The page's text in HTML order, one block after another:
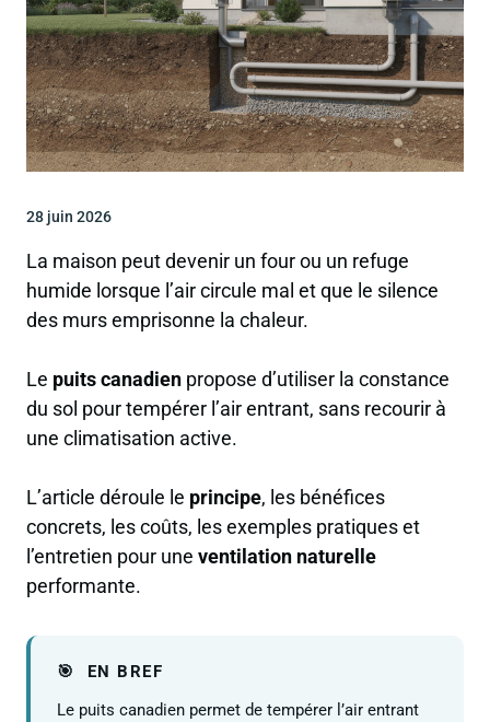
28 juin 2026
La maison peut devenir un four ou un refuge
humide lorsque l’air circule mal et que le silence
des murs emprisonne la chaleur.
Le puits canadien propose d’utiliser la constance
du sol pour tempérer l’air entrant, sans recourir à
une climatisation active.
L’article déroule le principe, les bénéfices
concrets, les coûts, les exemples pratiques et
l’entretien pour une ventilation naturelle
performante.
EN BREF
Le puits canadien permet de tempérer l’air entrant